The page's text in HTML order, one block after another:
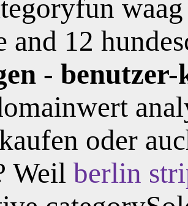
and 12
- benutzer-
oder
Weil berlin